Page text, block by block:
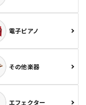
電子ピアノ
その他楽器
エフェクター